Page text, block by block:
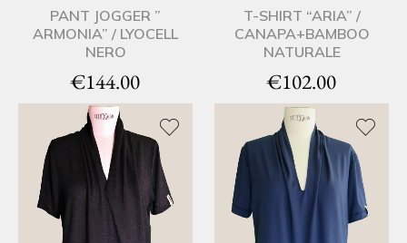
PANT JOGGER ”
ARMONIA” / LYOCELL
NERO
€144.00
T-SHIRT “ARIA” /
CANAPA+BAMBOO
NATURALE
€102.00